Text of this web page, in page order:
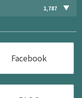
1,787
Facebook